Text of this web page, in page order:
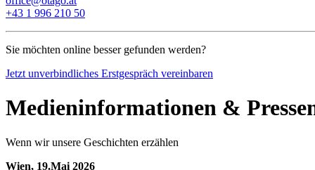
+43 1 996 210 50
Sie möchten online besser gefunden werden?
Jetzt unverbindliches Erstgespräch vereinbaren
Medieninformationen &
Wenn wir unsere Geschichten erzählen
Wien, 19.Mai 2026